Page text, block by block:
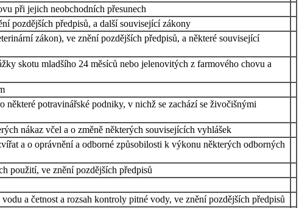
při jejich neobchodních přesunech
pozdějších předpisů, a další související zákony
zákon), ve znění pozdějších předpisů, a některé související
skotu mladšího 24 měsíců nebo jelenovitých z farmového chovu a
potravinářské podniky, v nichž se zachází se živočišnými
nákaz včel a o změně některých souvisejících vyhlášek
a o oprávnění a odborné způsobilosti k výkonu některých odborných
použití, ve znění pozdějších předpisů
a četnost a rozsah kontroly pitné vody, ve znění pozdějších předpisů